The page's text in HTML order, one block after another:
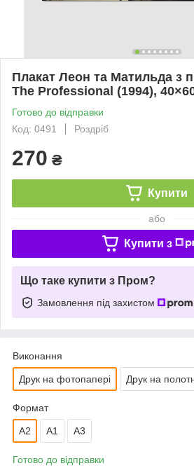
Плакат Леон та Матильда з
The Professional (1994),
Готово до відправки
Код: 0491
Роздріб
270 ₴
Купити
або
Купити з
Що таке купити з Пром?
Замовлення під захистом
Виконання
Друк на фотопапері Друк на
Формат
A2 А1 A3
Готово до відправки